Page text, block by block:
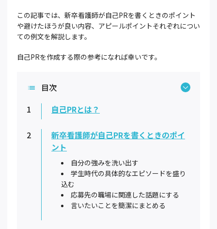
この記事では、新卒看護師が自己PRを書くときのポイント
や避けたほうが良い内容、アピールポイントそれぞれについ
ての例文を解説します。
自己PRを作成する際の参考になれば幸いです。
目次
1
自己PRとは？
2
新卒看護師が自己PRを書くときのポイ
ント
自分の強みを洗い出す
学生時代の具体的なエピソードを盛り
込む
応募先の職場に関連した話題にする
言いたいことを簡潔にまとめる